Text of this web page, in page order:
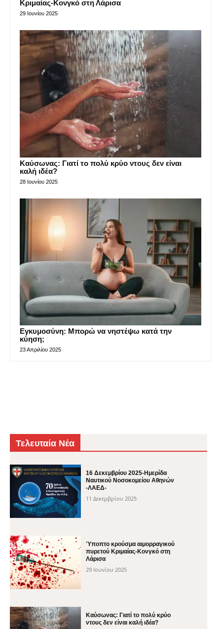
Κριμαίας-Κονγκό στη Λάρισα
29 Ιουνίου 2025
Καύσωνας: Γιατί το πολύ κρύο ντους δεν είναι
καλή ιδέα?
28 Ιουνίου 2025
Εγκυμοσύνη: Μπορώ να νηστέψω κατά την
κύηση;
23 Απριλίου 2025
Τελευταία Νέα
16 Δεκεμβρίου 2025-Ημερίδα
Ναυτικού Νοσοκομείου Αθηνών
-ΛΑΕΔ-
11 Δεκεμβρίου 2025
Ύποπτο κρούσμα αιμορραγικού
πυρετού Κριμαίας-Κονγκό στη
Λάρισα
29 Ιουνίου 2025
Καύσωνας: Γιατί το πολύ κρύο
ντους δεν είναι καλή ιδέα?